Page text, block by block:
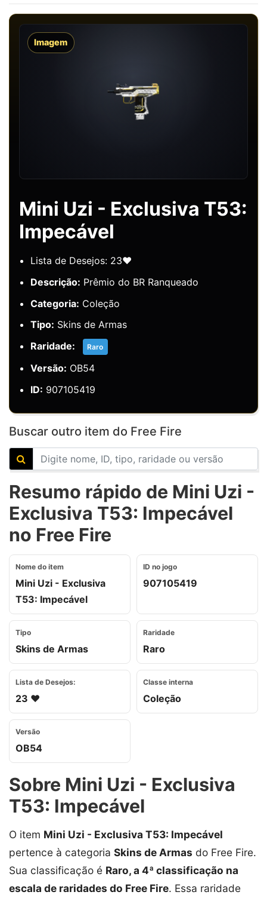
Imagem
Mini Uzi - Exclusiva T53:
Impecável
Lista de Desejos: 23❤️
Descrição: Prêmio do BR Ranqueado
Categoria: Coleção
Tipo: Skins de Armas
Raridade:
Raro
Versão: OB54
ID: 907105419
Buscar outro item do Free Fire
Resumo rápido de Mini Uzi -
Exclusiva T53: Impecável
no Free Fire
Nome do item
Mini Uzi - Exclusiva
T53: Impecável
ID no jogo
907105419
Tipo
Skins de Armas
Raridade
Raro
Lista de Desejos:
23 ❤️
Classe interna
Coleção
Versão
OB54
Sobre Mini Uzi - Exclusiva
T53: Impecável
O item Mini Uzi - Exclusiva T53: Impecável
pertence à categoria Skins de Armas do Free Fire.
Sua classificação é Raro, a 4ª classificação na
escala de raridades do Free Fire. Essa raridade